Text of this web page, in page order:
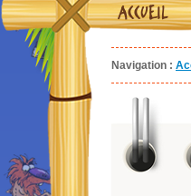
ACCUEIL
Navigation :